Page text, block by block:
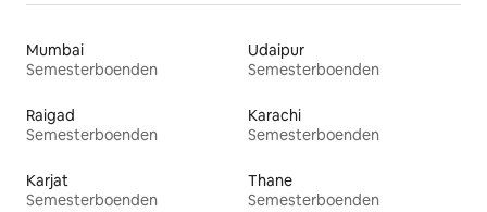
Mumbai
Semesterboenden
Udaipur
Semesterboenden
Raigad
Semesterboenden
Karachi
Semesterboenden
Karjat
Semesterboenden
Thane
Semesterboenden